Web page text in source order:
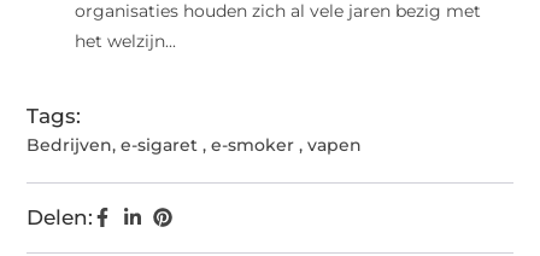
organisaties houden zich al vele jaren bezig met
het welzijn...
Tags:
Bedrijven,e-sigaret ,e-smoker ,vapen
Delen: